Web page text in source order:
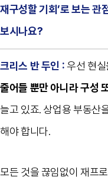
재구성할 기회’로 보는 관
보시나요?
크리스 반 두인 :우선 현
줄어들 뿐만 아니라 구성
늘고 있죠. 상업용 부동산
해야 합니다.
모든 것을 끊임없이 재프